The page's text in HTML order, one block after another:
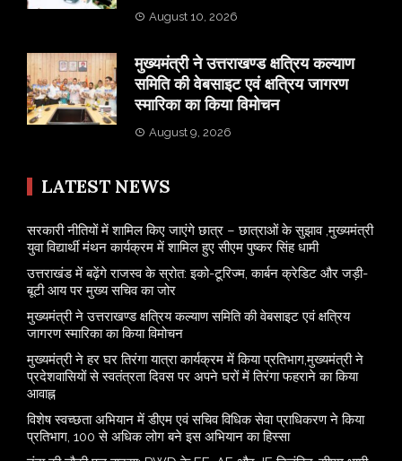
August 10, 2026
मुख्यमंत्री ने उत्तराखण्ड क्षत्रिय कल्याण
समिति की वेबसाइट एवं क्षत्रिय जागरण
स्मारिका का किया विमोचन
August 9, 2026
LATEST NEWS
सरकारी नीतियों में शामिल किए जाएंगे छात्र – छात्राओं के सुझाव ,मुख्यमंत्री
युवा विद्यार्थी मंथन कार्यक्रम में शामिल हुए सीएम पुष्कर सिंह धामी
उत्तराखंड में बढ़ेंगे राजस्व के स्रोत: इको-टूरिज्म, कार्बन क्रेडिट और जड़ी-
बूटी आय पर मुख्य सचिव का जोर
मुख्यमंत्री ने उत्तराखण्ड क्षत्रिय कल्याण समिति की वेबसाइट एवं क्षत्रिय
जागरण स्मारिका का किया विमोचन
मुख्यमंत्री ने हर घर तिरंगा यात्रा कार्यक्रम में किया प्रतिभाग,मुख्यमंत्री ने
प्रदेशवासियों से स्वतंत्रता दिवस पर अपने घरों में तिरंगा फहराने का किया
आवाह्न
विशेष स्वच्छता अभियान में डीएम एवं सचिव विधिक सेवा प्राधिकरण ने किया
प्रतिभाग, 100 से अधिक लोग बने इस अभियान का हिस्सा